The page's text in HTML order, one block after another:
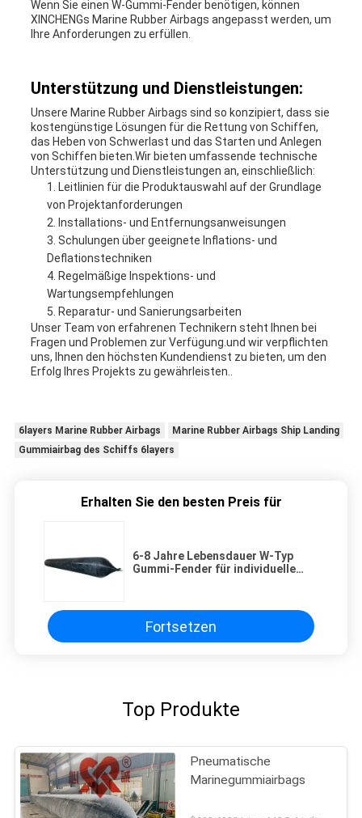
Wenn Sie einen W-Gummi-Fender benötigen, können
XINCHENGs Marine Rubber Airbags angepasst werden, um
Ihre Anforderungen zu erfüllen.
Unterstützung und Dienstleistungen:
Unsere Marine Rubber Airbags sind so konzipiert, dass sie
kostengünstige Lösungen für die Rettung von Schiffen,
das Heben von Schwerlast und das Starten und Anlegen
von Schiffen bieten.Wir bieten umfassende technische
Unterstützung und Dienstleistungen an, einschließlich:
Leitlinien für die Produktauswahl auf der Grundlage
von Projektanforderungen
Installations- und Entfernungsanweisungen
Schulungen über geeignete Inflations- und
Deflationstechniken
Regelmäßige Inspektions- und
Wartungsempfehlungen
Reparatur- und Sanierungsarbeiten
Unser Team von erfahrenen Technikern steht Ihnen bei
Fragen und Problemen zur Verfügung.und wir verpflichten
uns, Ihnen den höchsten Kundendienst zu bieten, um den
Erfolg Ihres Projekts zu gewährleisten..
6layers Marine Rubber Airbags
Marine Rubber Airbags Ship Landing
Gummiairbag des Schiffs 6layers
Erhalten Sie den besten Preis für
6-8 Jahre Lebensdauer W-Typ
Gummi-Fender für individuelle
Fortsetzen
Top Produkte
Pneumatische
Marinegummiairbags